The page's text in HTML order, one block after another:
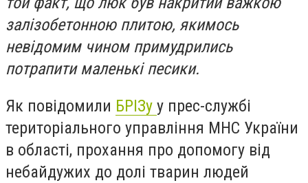
залізобетонною плитою, якимось
невідомим чином примудрились
потрапити маленькі песики.
Як повідомили БРІЗу у прес-службі
територіального управління МНС України
в області, прохання про допомогу від
небайдужих до долі тварин людей